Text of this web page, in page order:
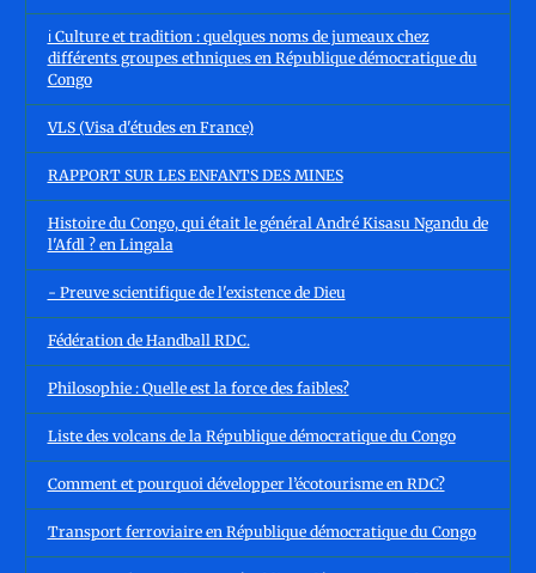
ℹ️ Culture et tradition : quelques noms de jumeaux chez
différents groupes ethniques en République démocratique du
Congo
VLS (Visa d'études en France)
RAPPORT SUR LES ENFANTS DES MINES
Histoire du Congo, qui était le général André Kisasu Ngandu de
l'Afdl ? en Lingala
- Preuve scientifique de l'existence de Dieu
Fédération de Handball RDC.
Philosophie : Quelle est la force des faibles?
Liste des volcans de la République démocratique du Congo
Comment et pourquoi développer l’écotourisme en RDC?
Transport ferroviaire en République démocratique du Congo